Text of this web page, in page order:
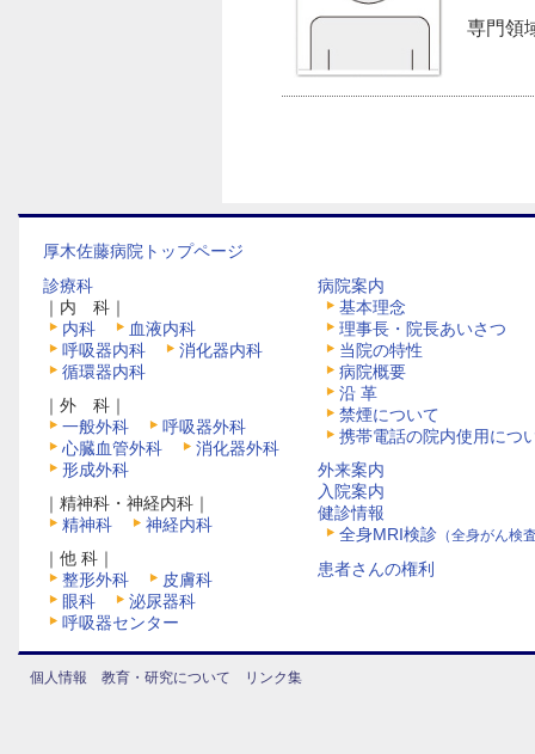
専門領
厚木佐藤病院トップページ
診療科
｜内 科｜
内科
血液内科
呼吸器内科
消化器内科
循環器内科
｜外 科｜
一般外科
呼吸器外科
心臓血管外科
消化器外科
形成外科
｜精神科・神経内科｜
精神科
神経内科
｜他 科｜
整形外科
皮膚科
眼科
泌尿器科
呼吸器センター
病院案内
基本理念
理事長・院長あいさつ
当院の特性
病院概要
沿 革
禁煙について
携帯電話の院内使用につ
外来案内
入院案内
健診情報
全身MRI検診 （全身がん検
患者さんの権利
個人情報 教育・研究について リンク集